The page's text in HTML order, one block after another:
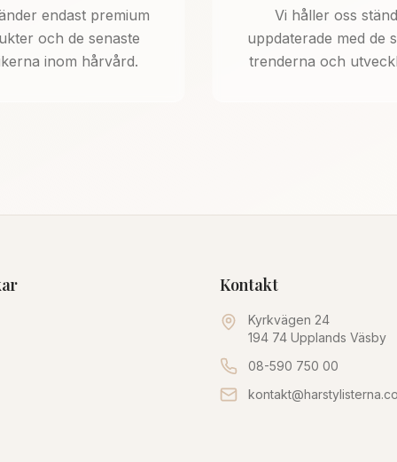
endast premium
och de senaste
inom hårvård.
Vi håller oss
uppdaterade med de
trenderna och
Kontakt
Kyrkvägen 24
194 74 Upplands Väsby
08-590 750 00